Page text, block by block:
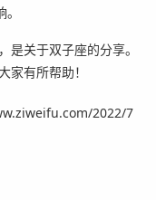
关于双子座的分享。
家有所帮助！
2022/7